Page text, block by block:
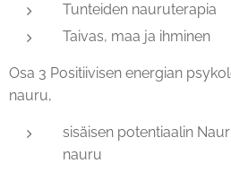
Tunteiden nauruterapia
Taivas, maa ja ihminen
Osa 3 Positiivisen energian
nauru,
sisäisen potentiaalin
nauru